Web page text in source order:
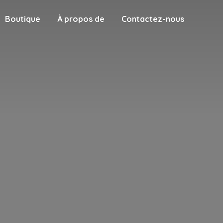
Boutique À propos de Contactez-nous